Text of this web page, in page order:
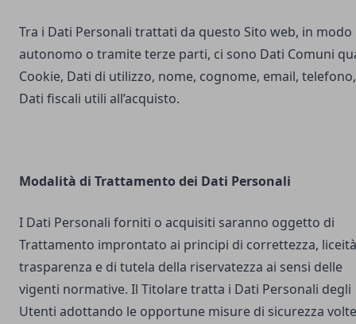
Tra i Dati Personali trattati da questo Sito web, in modo
autonomo o tramite terze parti, ci sono Dati Comuni
Cookie, Dati di utilizzo, nome, cognome, email, telefono,
Dati fiscali utili all’acquisto.
Modalità di Trattamento dei Dati Personali
I Dati Personali forniti o acquisiti saranno oggetto di
Trattamento improntato ai principi di correttezza,
trasparenza e di tutela della riservatezza ai sensi delle
vigenti normative. Il Titolare tratta i Dati Personali degli
Utenti adottando le opportune misure di sicurezza volte